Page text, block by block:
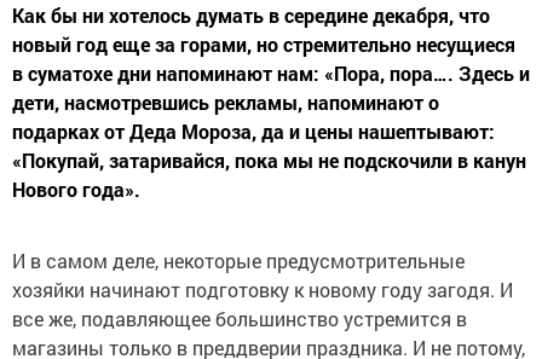
Как бы ни хотелось думать в середине декабря, что
новый год еще за горами, но стремительно несущиеся
в суматохе дни напоминают нам: «Пора, пора…. Здесь и
дети, насмотревшись рекламы, напоминают о
подарках от Деда Мороза, да и цены нашептывают:
«Покупай, затаривайся, пока мы не подскочили в канун
Нового года».
И в самом деле, некоторые предусмотрительные
хозяйки начинают подготовку к новому году загодя. И
все же, подавляющее большинство устремится в
магазины только в преддверии праздника. И не потому,